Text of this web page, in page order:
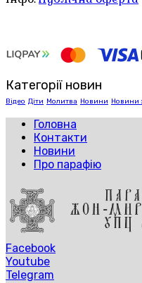
Категорії новин
Відео Діти Молитва Новини Новини
Головна
Контакти
Новини
Про парафію
Facebook
Youtube
Telegram